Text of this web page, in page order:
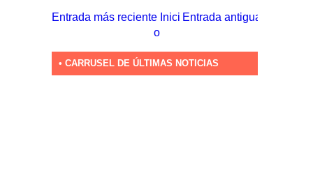
Entrada más reciente Entrada antigua
Inici
o
• CARRUSEL DE ÚLTIMAS NOTICIAS